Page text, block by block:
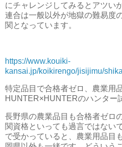
にチャレンジしてみるとアツい
連合は一般以外が地獄の難易度
関となっています。
https://www.kouiki-
kansai.jp/koikirengo/jisijimu/
特定品目で合格者ゼロ、農業用
HUNTER×HUNTERのハンター
長野県の農業品目も合格者ゼロ
関資格といっても過言ではない
で受かっていると、農業用品目